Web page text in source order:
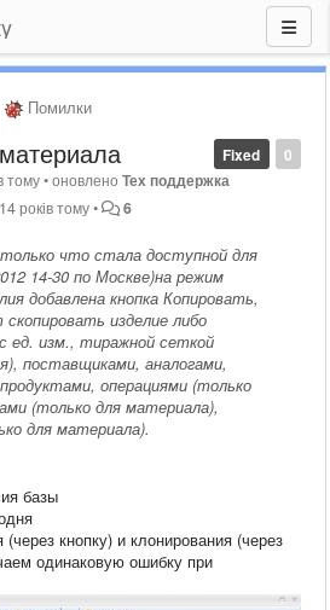
Помилки
0
Fixed
тому•оновленоТех поддержка
14 років тому• 6
что стала доступной для
14-30 по Москве)на режим
добавлена кнопка Копировать,
изделие либо
ед. изм., тиражной сеткой
поставщиками, аналогами,
операциями (только
(только для материала),
для материала).
базы
кнопку) и клонирования (через
одинаковую ошибку при